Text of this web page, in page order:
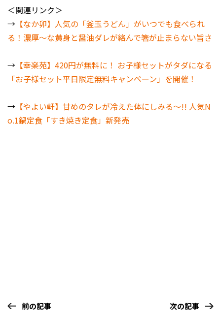
＜関連リンク＞
→ 【なか卯】人気の「釜玉うどん」がいつでも食べられ
る！濃厚～な黄身と醤油ダレが絡んで箸が止まらない旨さ
→ 【幸楽苑】420円が無料に！ お子様セットがタダになる
「お子様セット平日限定無料キャンペーン」を開催！
→ 【やよい軒】甘めのタレが冷えた体にしみる～!! 人気N
o.1鍋定食「すき焼き定食」新発売
前の記事 次の記事